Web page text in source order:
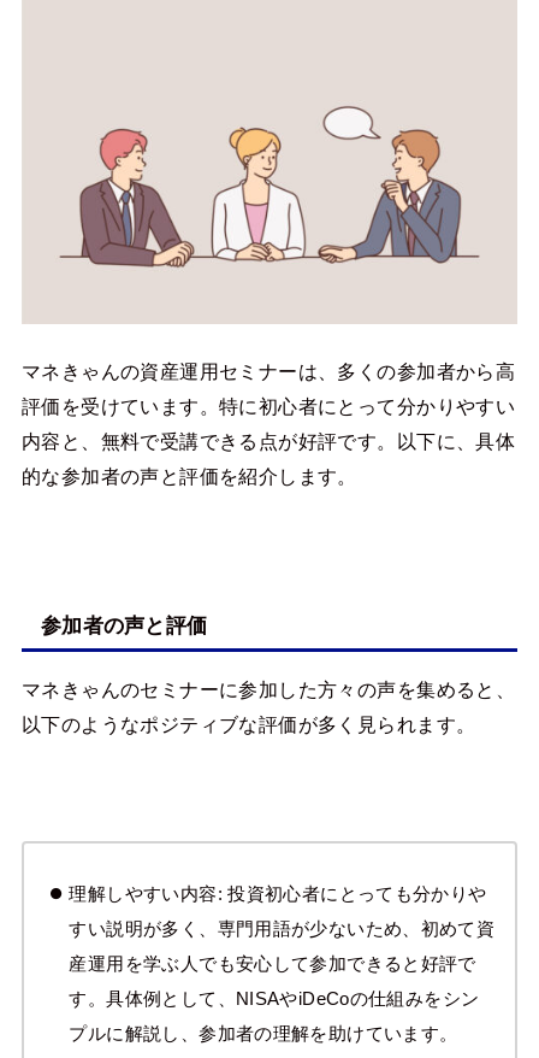
マネきゃんの資産運用セミナーは、多くの参加者から高
評価を受けています。特に初心者にとって分かりやすい
内容と、無料で受講できる点が好評です。以下に、具体
的な参加者の声と評価を紹介します。
参加者の声と評価
マネきゃんのセミナーに参加した方々の声を集めると、
以下のようなポジティブな評価が多く見られます。
理解しやすい内容: 投資初心者にとっても分かりや
すい説明が多く、専門用語が少ないため、初めて資
産運用を学ぶ人でも安心して参加できると好評で
す。具体例として、NISAやiDeCoの仕組みをシン
プルに解説し、参加者の理解を助けています。